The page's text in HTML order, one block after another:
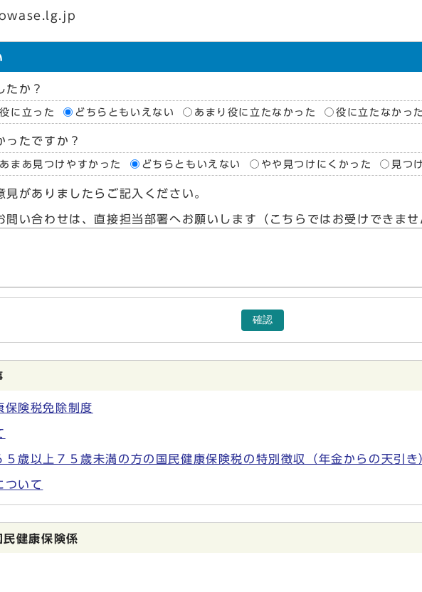
たか？
に立った どちらともいえない あまり役に立たなかった 役に立たなかっ
ったですか？
まあ見つけやすかった どちらともいえない やや見つけにくかった 見つ
がありましたらご記入ください。
問い合わせは、直接担当部署へお願いします（こちらではお受けできま
確認
保険税免除制度
５歳以上７５歳未満の方の国民健康保険税の特別徴収（年金からの天引
ついて
健康保険係